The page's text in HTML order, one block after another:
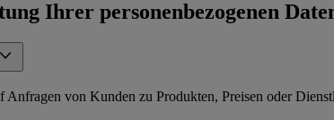
Ihrer personenbezogenen
Anfragen von Kunden zu Produkten, Preisen oder